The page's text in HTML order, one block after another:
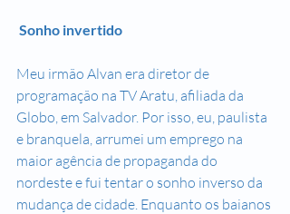
Sonho invertido
Meu irmão Alvan era diretor de
programação na TV Aratu, afiliada da
Globo, em Salvador. Por isso, eu, paulista
e branquela, arrumei um emprego na
maior agência de propaganda do
nordeste e fui tentar o sonho inverso da
mudança de cidade. Enquanto os baianos